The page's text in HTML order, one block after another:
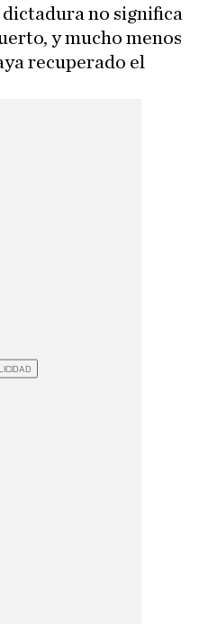
no significa
y mucho menos
recuperado el